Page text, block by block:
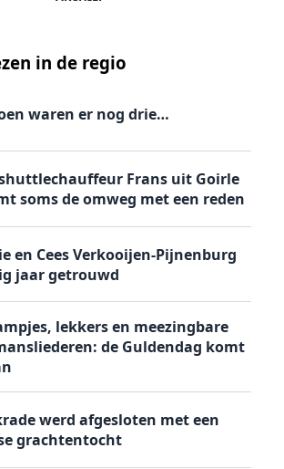
in de regio
waren er nog drie…
shuttlechauffeur Frans uit Goirle
soms de omweg met een reden
en Cees Verkooijen-Pijnenburg
jaar getrouwd
lekkers en meezingbare
de Guldendag komt
werd afgesloten met een
grachtentocht